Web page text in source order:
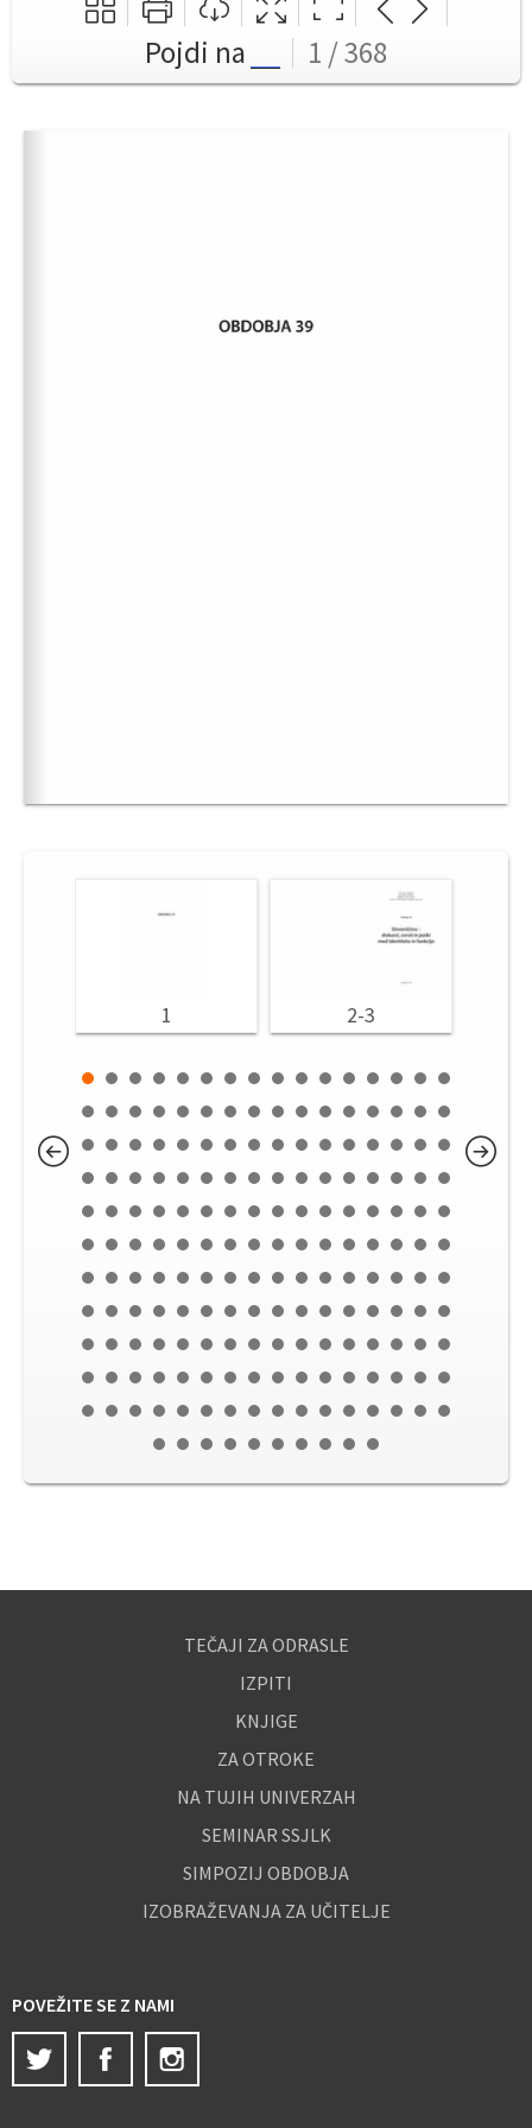
Pojdi na 1 / 368
1 2-3
TEČAJI ZA ODRASLE
IZPITI
KNJIGE
ZA OTROKE
NA TUJIH UNIVERZAH
SEMINAR SSJLK
SIMPOZIJ OBDOBJA
IZOBRAŽEVANJA ZA UČITELJE
POVEŽITE SE Z NAMI
Twitter
Facebook